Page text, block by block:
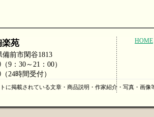
楽苑
前市閑谷1813
9：30～21：00）
24時間受付）
HOME
に掲載されている文章・商品説明・作家紹介・写真・画